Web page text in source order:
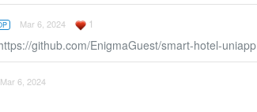
Mar 6, 2024 1
github.com/EnigmaGuest/smart-hotel-uniapp
Mar 6, 2024